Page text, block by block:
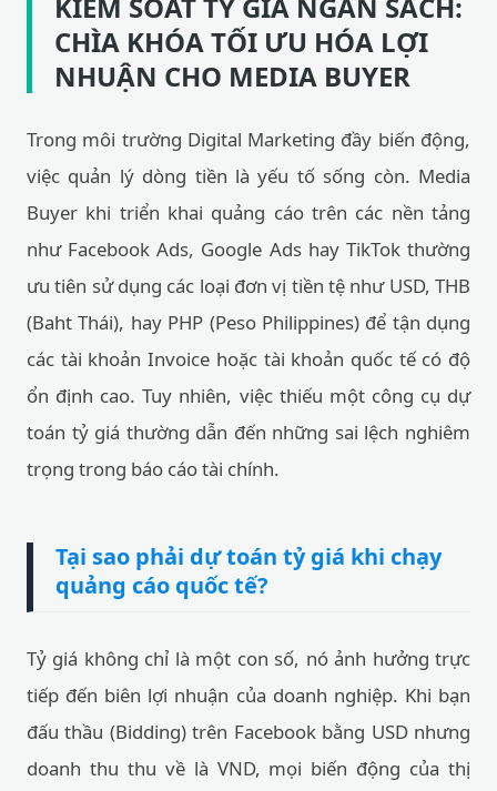
NHUẬN CHO MEDIA BUYER
Trong môi trường Digital Marketing đầy biến động,
Buyer khi triển khai quảng cáo trên các nền tảng
như Facebook Ads, Google Ads hay TikTok thường
ưu tiên sử dụng các loại đơn vị tiền tệ như USD, THB
(Baht Thái), hay PHP (Peso Philippines) để tận dụng
các tài khoản Invoice hoặc tài khoản quốc tế có độ
ổn định cao. Tuy nhiên, việc thiếu một công cụ dự
toán tỷ giá thường dẫn đến những sai lệch nghiêm
trọng trong báo cáo tài chính.
Tỷ giá không chỉ là một con số, nó ảnh hưởng trực
đấu thầu (Bidding) trên Facebook bằng USD nhưng
doanh thu thu về là VND, mọi biến động của thị
trường tiền tệ đều có thể biến một chiến dịch đang
lãi thành lỗ. Công cụAds Budget Rate Toolcủa